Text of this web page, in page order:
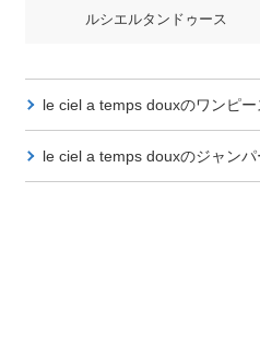
ルシエルタンドゥース
le ciel a temps douxのワンピ
le ciel a temps douxのジャン